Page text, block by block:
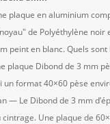
plaque en aluminium
de Polyéthylène noir
peint en blanc. Quels sont
plaque Dibond de 3 mm
un format 40×60 pèse
— Le Dibond de 3 mm
cintrage. Une plaque de